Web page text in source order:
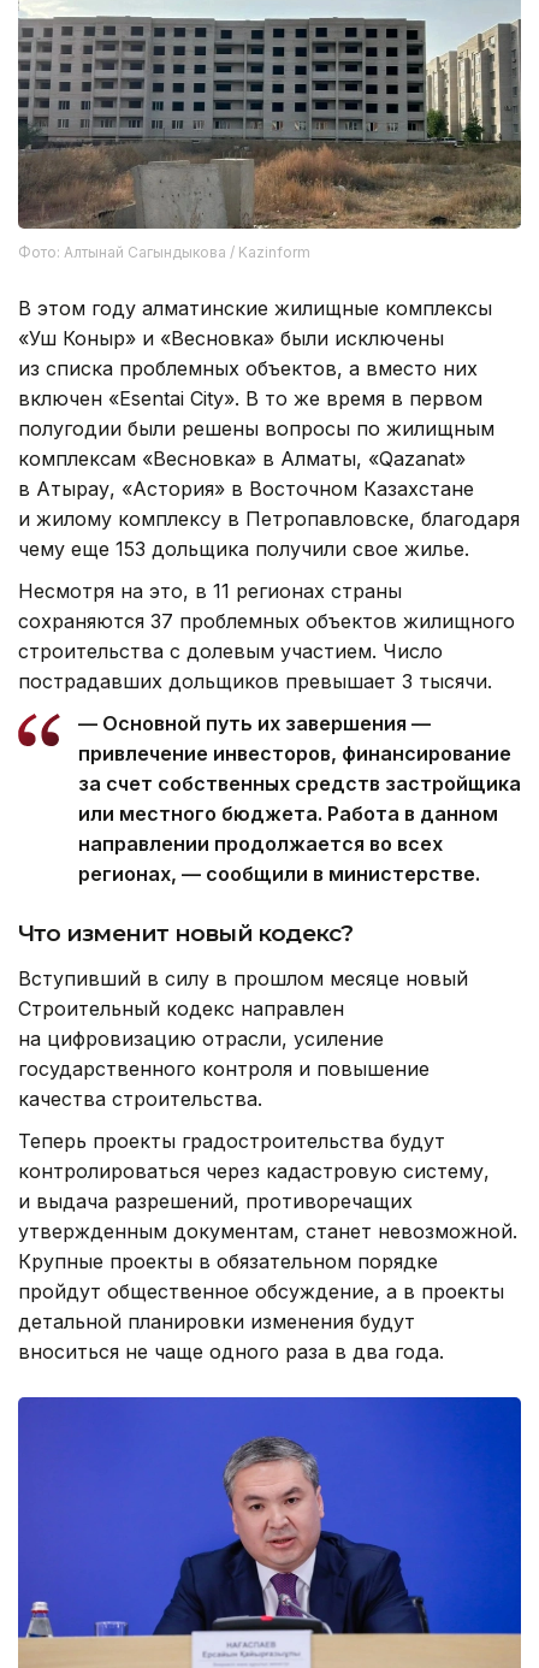
Фото: Алтынай Сагындыкова / Kazinform
В этом году алматинские жилищные комплексы
«Уш Коныр» и «Весновка» были исключены
из списка проблемных объектов, а вместо них
включен «Esentai City». В то же время в первом
полугодии были решены вопросы по жилищным
комплексам «Весновка» в Алматы, «Qazanat»
в Атырау, «Астория» в Восточном Казахстане
и жилому комплексу в Петропавловске, благодаря
чему еще 153 дольщика получили свое жилье.
Несмотря на это, в 11 регионах страны
сохраняются 37 проблемных объектов жилищного
строительства с долевым участием. Число
пострадавших дольщиков превышает 3 тысячи.
— Основной путь их завершения —
привлечение инвесторов, финансирование
за счет собственных средств застройщика
или местного бюджета. Работа в данном
направлении продолжается во всех
регионах, — сообщили в министерстве.
Что изменит новый кодекс?
Вступивший в силу в прошлом месяце новый
Строительный кодекс направлен
на цифровизацию отрасли, усиление
государственного контроля и повышение
качества строительства.
Теперь проекты градостроительства будут
контролироваться через кадастровую систему,
и выдача разрешений, противоречащих
утвержденным документам, станет невозможной.
Крупные проекты в обязательном порядке
пройдут общественное обсуждение, а в проекты
детальной планировки изменения будут
вноситься не чаще одного раза в два года.